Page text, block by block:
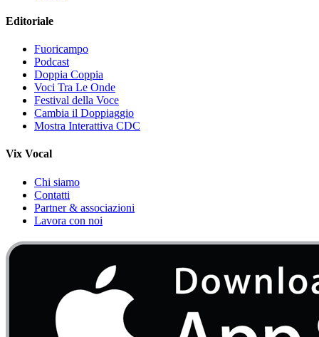
Editoriale
Fuoricampo
Podcast
Doppia Coppia
Voci Tra Le Onde
Festival della Voce
Cambia il Doppiaggio
Mostra Interattiva CDC
Vix Vocal
Chi siamo
Contatti
Partner & associazioni
Lavora con noi